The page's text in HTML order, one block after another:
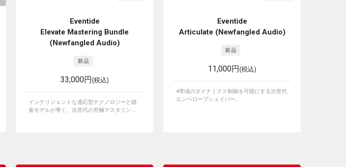
Eventide
Elevate Mastering Bundle
(Newfangled Audio)
33,000円(税込)
インテリジェントな適応型テクノロジーと聴
覚モデルが導く、次世代の究極マスタリン...
Eventide
Articulate (Newfangled Audio)
11,000円(税込)
4帯域のダイナミクス制御を可能にする次世代
エンベロープシェイパー。